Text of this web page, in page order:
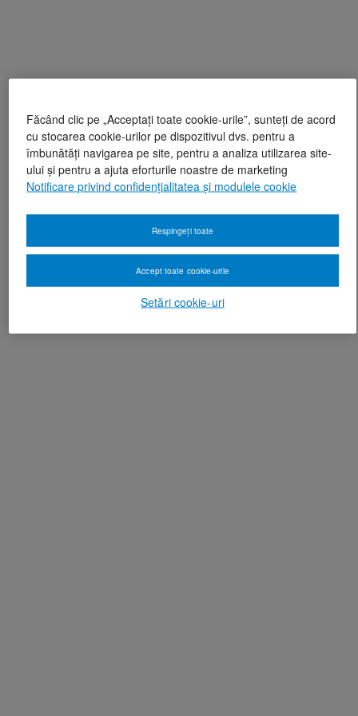
Făcând clic pe „Acceptați toate cookie-urile”, sunteți de acord
cu stocarea cookie-urilor pe dispozitivul dvs. pentru a
îmbunătăți navigarea pe site, pentru a analiza utilizarea site-
ului și pentru a ajuta eforturile noastre de marketing
Notificare privind confidențialitatea și modulele cookie
Setări cookie-uri
Respingeți toate
Accept toate cookie-urile